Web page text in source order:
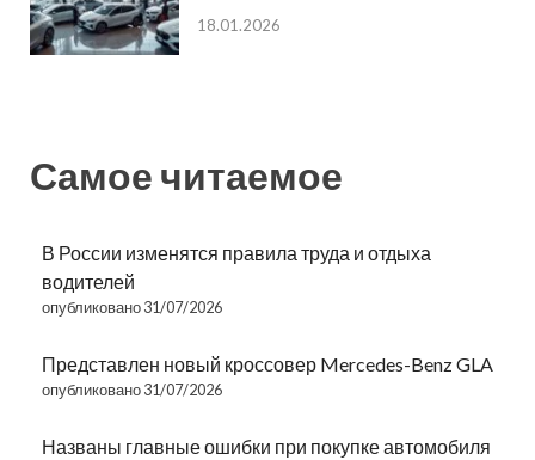
18.01.2026
Самое читаемое
В России изменятся правила труда и отдыха
водителей
опубликовано 31/07/2026
Представлен новый кроссовер Mercedes-Benz GLA
опубликовано 31/07/2026
Названы главные ошибки при покупке автомобиля